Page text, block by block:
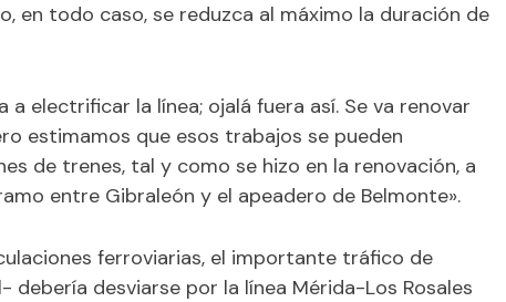
en todo caso, se reduzca al máximo la duración de
a electrificar la línea; ojalá fuera así. Se va renovar
estimamos que esos trabajos se pueden
de trenes, tal y como se hizo en la renovación, a
entre Gibraleón y el apeadero de Belmonte».
ferroviarias, el importante tráfico de
debería desviarse por la línea Mérida-Los Rosales